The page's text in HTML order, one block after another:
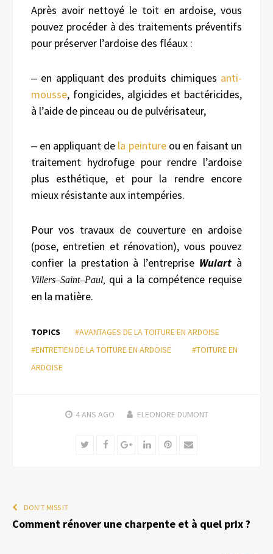
Après avoir nettoyé le toit en ardoise, vous
pouvez procéder à des traitements préventifs
pour préserver l’ardoise des fléaux :
‒ en appliquant des produits chimiques anti-
mousse, fongicides, algicides et bactéricides,
à l’aide de pinceau ou de pulvérisateur,
‒ en appliquant de la peintureou en faisant un
traitement hydrofuge pour rendre l’ardoise
plus esthétique, et pour la rendre encore
mieux résistante aux intempéries.
Pour vos travaux de couverture en ardoise
(pose, entretien et rénovation), vous pouvez
confier la prestation à l’entreprise Wuiart à
Villers–Saint–Paul,
qui a la compétence requise
en la matière.
TOPICS
#AVANTAGES DE LA TOITURE EN ARDOISE
#ENTRETIEN DE LA TOITURE EN ARDOISE
#TOITURE EN
ARDOISE
4 ANS AGO ELEONORE DUMONT
TwitterFacebookGoogle+LinkedInPinterest
Email
DON'T MISS IT
Comment rénover une charpente et à quel prix ?